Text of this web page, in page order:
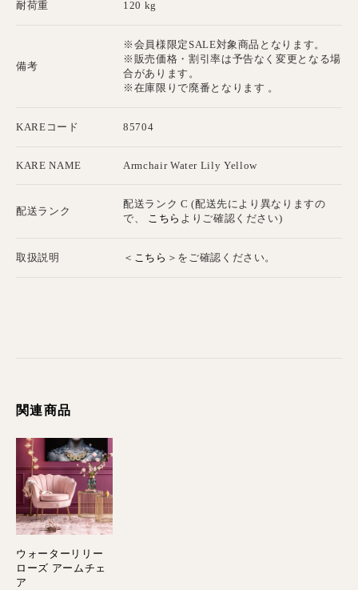
耐荷重 120 kg
備考
※会員様限定SALE対象商品となります。
※販売価格・割引率は予告なく変更となる場
合があります。
※在庫限りで廃番となります 。
KAREコード 85704
KARE NAME Armchair Water Lily Yellow
配送ランク
配送ランク C (配送先により異なりますの
で、 こちら よりご確認ください)
取扱説明 ＜ こちら ＞をご確認ください。
関連商品
ウォーターリリー
ローズ アームチェ
ア